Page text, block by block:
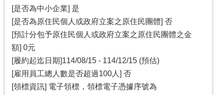
[是否為中小企業] 是
[是否為原住民個人或政府立案之原住民團體] 否
[預計分包予原住民個人或政府立案之原住民團體之金
額] 0元
[履約起迄日期]114/08/15 - 114/12/15 (預估)
[雇用員工總人數是否超過100人] 否
[領標資訊] 電子領標，領標電子憑據序號為